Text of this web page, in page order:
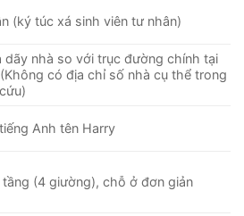
(ký túc xá sinh viên tư nhân)
dãy nhà so với trục đường chính tại
(Không có địa chỉ số nhà cụ thể trong
Anh tên Harry
(4 giường), chỗ ở đơn giản